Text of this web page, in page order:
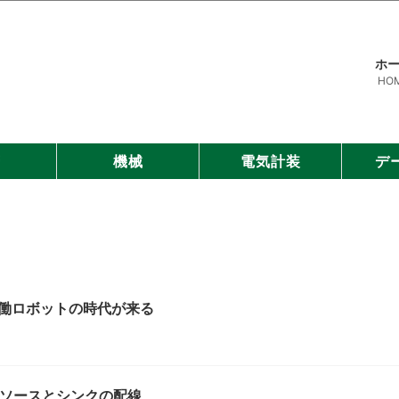
ホ
機械 電気計装 デ
ロボットの時代が来る